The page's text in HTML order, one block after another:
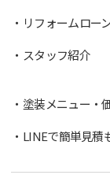
リフォームロー
スタッフ紹介
塗装メニュー・
LINEで簡単見積